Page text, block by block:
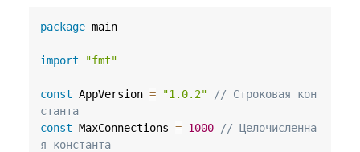
package main
import "fmt"
const AppVersion = "1.0.2"
// Строковая кон
станта
const MaxConnections = 1000
// Целочисленна
я константа